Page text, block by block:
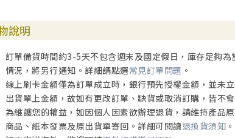
說明
訂單備貨時間約3-5天不包含週末及國定假日，庫存足夠
情況，將另行通知。詳細請點選常見訂單問題 。
線上刷卡金額僅為訂單成立時，銀行預先授權金額，並未
出貨單上金額，故如有更改訂單、缺貨或取消訂購，皆不
為維護您的權益，如因個人因素欲辦理退貨，請維持產品
商品、紙本發票及原出貨單寄回。詳細可閱讀退換貨須知 。